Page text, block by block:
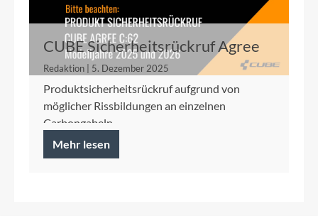
CUBE Sicherheitsrückruf Agree
C:62 2025/2026
Redaktion | 5. Dezember 2025
Produktsicherheitsrückruf aufgrund von
möglicher Rissbildungen an einzelnen
Carbongabeln
Mehr lesen